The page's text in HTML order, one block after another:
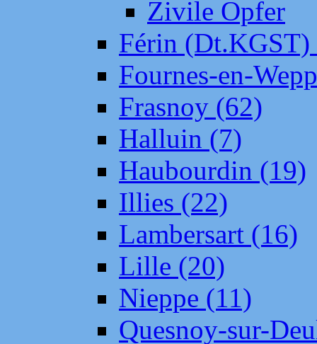
Zivile Opfer
Férin (Dt.KGST)
Fournes-en-
Frasnoy (62)
Halluin (7)
Haubourdin (19)
Illies (22)
Lambersart (16)
Lille (20)
Nieppe (11)
Quesnoy-sur-